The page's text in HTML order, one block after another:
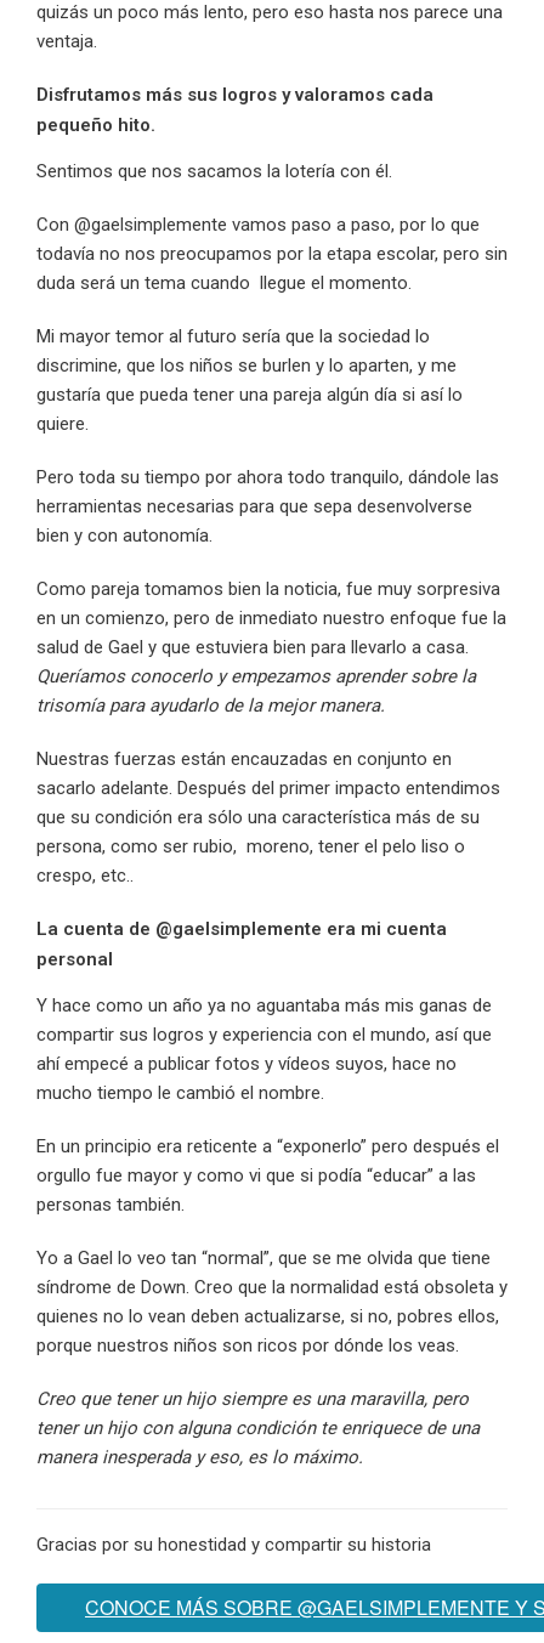
quizás un poco más lento, pero eso hasta nos parece una
ventaja.
Disfrutamos más sus logros y valoramos cada
pequeño hito.
Sentimos que nos sacamos la lotería con él.
Con @gaelsimplemente vamos paso a paso, por lo que
todavía no nos preocupamos por la etapa escolar, pero sin
duda será un tema cuando llegue el momento.
Mi mayor temor al futuro sería que la sociedad lo
discrimine, que los niños se burlen y lo aparten, y me
gustaría que pueda tener una pareja algún día si así lo
quiere.
Pero toda su tiempo por ahora todo tranquilo, dándole las
herramientas necesarias para que sepa desenvolverse
bien y con autonomía.
Como pareja tomamos bien la noticia, fue muy sorpresiva
en un comienzo, pero de inmediato nuestro enfoque fue la
salud de Gael y que estuviera bien para llevarlo a casa.
Queríamos conocerlo y empezamos aprender sobre la
trisomía para ayudarlo de la mejor manera.
Nuestras fuerzas están encauzadas en conjunto en
sacarlo adelante. Después del primer impacto entendimos
que su condición era sólo una característica más de su
persona, como ser rubio, moreno, tener el pelo liso o
crespo, etc..
La cuenta de @gaelsimplemente era mi cuenta
personal
Y hace como un año ya no aguantaba más mis ganas de
compartir sus logros y experiencia con el mundo, así que
ahí empecé a publicar fotos y vídeos suyos, hace no
mucho tiempo le cambió el nombre.
En un principio era reticente a “exponerlo” pero después el
orgullo fue mayor y como vi que si podía “educar” a las
personas también.
Yo a Gael lo veo tan “normal”, que se me olvida que tiene
síndrome de Down. Creo que la normalidad está obsoleta y
quienes no lo vean deben actualizarse, si no, pobres ellos,
porque nuestros niños son ricos por dónde los veas.
Creo que tener un hijo siempre es una maravilla, pero
tener un hijo con alguna condición te enriquece de una
manera inesperada y eso, es lo máximo.
Gracias por su honestidad y compartir su historia
CONOCE MÁS SOBRE @GAELSIMPLEMENTE Y